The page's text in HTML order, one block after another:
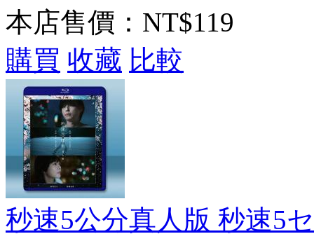
本店售價： NT$119
購買 收藏 比較
秒速5公分真人版 秒速5